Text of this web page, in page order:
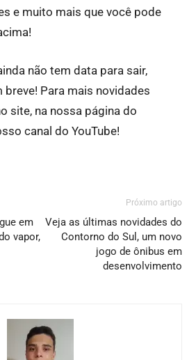
e muito mais que você pode
não tem data para sair,
breve! Para mais novidades
site, na nossa página do
canal do YouTube!
em
vapor,
Próximo artigo
Veja as últimas novidades do
Contorno do Sul, um novo
jogo de ônibus em
desenvolvimento